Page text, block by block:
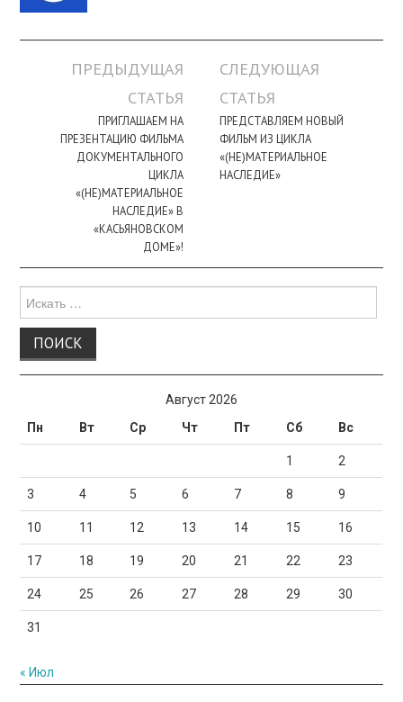
Навигация
ПРЕДЫДУЩАЯ
СТАТЬЯ
ПРИГЛАШАЕМ НА
ПРЕЗЕНТАЦИЮ ФИЛЬМА
ДОКУМЕНТАЛЬНОГО
ЦИКЛА
«(НЕ)МАТЕРИАЛЬНОЕ
НАСЛЕДИЕ» В
«КАСЬЯНОВСКОМ
ДОМЕ»!
СЛЕДУЮЩАЯ
СТАТЬЯ
ПРЕДСТАВЛЯЕМ НОВЫЙ
ФИЛЬМ ИЗ ЦИКЛА
«(НЕ)МАТЕРИАЛЬНОЕ
НАСЛЕДИЕ»
для:
Август 2026
Пн
Вт Ср Чт Пт Сб Вс
1 2
3 4 5 6 7 8 9
10 11 12 13 14 15 16
17 18 19 20 21 22 23
24 25 26 27 28 29 30
31
« Июл